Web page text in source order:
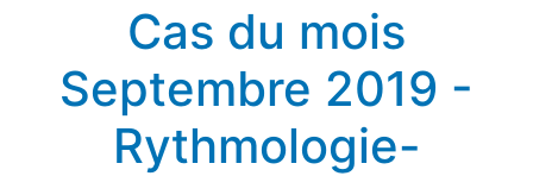
Cas du mois
Septembre 2019 -
Rythmologie-